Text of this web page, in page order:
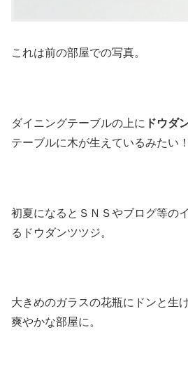
これは前の部屋での写真。
ダイニングテーブルの上に ドウダ
テーブルに木が生えているみたい！
初夏になるとＳＮＳやブログ等の
るドウダンツツジ。
大きめのガラスの花瓶にドンと生
爽やかな部屋に。